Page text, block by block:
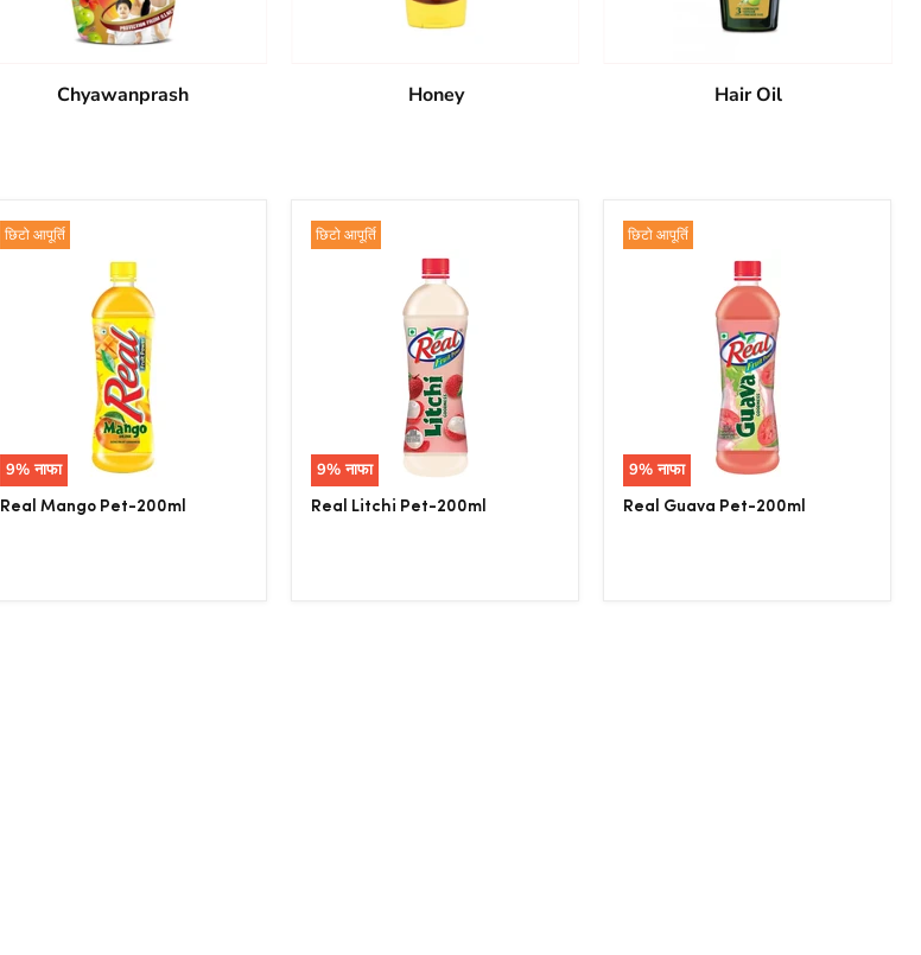
Chyawanprash Honey Hair Oil
छिटो आपूर्ति
9% नाफा
Real Mango Pet-200ml
छिटो आपूर्ति
9% नाफा
Real Litchi Pet-200ml
छिटो आपूर्ति
9% नाफा
Real Guava Pet-200ml